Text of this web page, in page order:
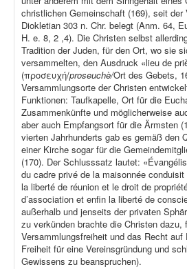
christlichen Gemeinschaft (169), seit der
Diokletian 303 n. Chr. belegt (Anm. 64,
H. e. 8, 2 ,4). Die Christen selbst
Tradition der Juden, für den Ort, wo sie
versammelten, den Ausdruck «lieu de
(προσευχή/proseuchè/Ort des Gebets,
Versammlungsorte der Christen
Funktionen: Taufkapelle, Ort für die
Zusammenkünfte und möglicherweise
aber auch Empfangsort für die Ärmsten
vierten Jahrhunderts gab es gemäß den
einer Kirche sogar für die
(170). Der Schlusssatz lautet:
du cadre privé de la maisonnée
la liberté de réunion et le droit de
d’association et enfin la liberté de
außerhalb und jenseits der privaten
zu verkünden brachte die Christen dazu,
Versammlungsfreiheit und das Recht auf
Freiheit für eine Vereinsgründung und
Gewissens zu beanspruchen).